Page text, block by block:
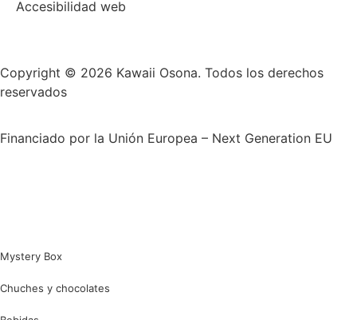
Accesibilidad web
Copyright © 2026 Kawaii Osona. Todos los derechos
reservados
Financiado por la Unión Europea – Next Generation EU
Mystery Box
Chuches y chocolates